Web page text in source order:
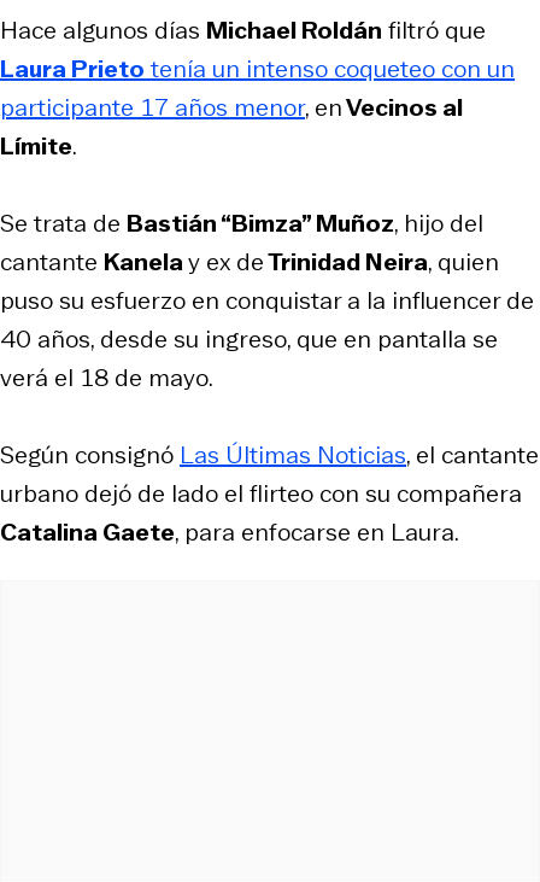
Hace algunos días Michael Roldán filtró que
Laura Prietotenía un intenso coqueteo con un
participante 17 años menor, enVecinos al
Límite.
Se trata de Bastián “Bimza” Muñoz, hijo del
cantante Kanelay ex deTrinidad Neira, quien
puso su esfuerzo en conquistar a la influencer de
40 años, desde su ingreso, que en pantalla se
verá el 18 de mayo.
Según consignó Las Últimas Noticias, el cantante
urbano dejó de lado el flirteo con su compañera
Catalina Gaete, para enfocarse en Laura.